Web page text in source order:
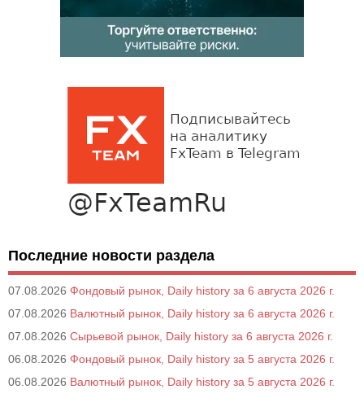
Последние новости раздела
07.08.2026 Фондовый рынок, Daily history за 6 августа 2026 г.
07.08.2026 Валютный рынок, Daily history за 6 августа 2026 г.
07.08.2026 Сырьевой рынок, Daily history за 6 августа 2026 г.
06.08.2026 Фондовый рынок, Daily history за 5 августа 2026 г.
06.08.2026 Валютный рынок, Daily history за 5 августа 2026 г.